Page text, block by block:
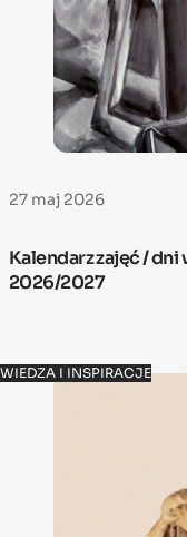
27 maj 2026
Kalendarz zajęć /
2026/2027
WIEDZA I INSPIRACJE